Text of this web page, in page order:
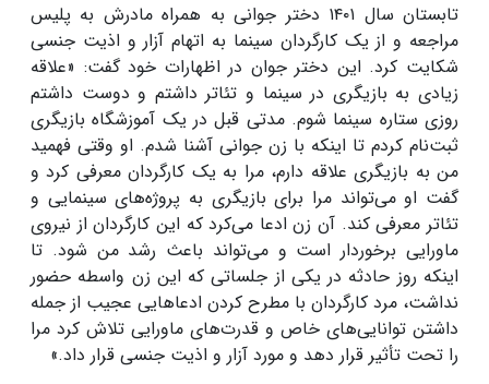
تابستان سال ۱۴۰۱ دختر جوانی به همراه مادرش به پلیس
مراجعه و از یک کارگردان سینما به اتهام آزار و اذیت جنسی
شکایت کرد. این دختر جوان در اظهارات خود گفت: «علاقه
زیادی به بازیگری در سینما و تئاتر داشتم و دوست داشتم
روزی ستاره سینما شوم. مدتی قبل در یک آموزشگاه بازیگری
ثبت‌نام کردم تا اینکه با زن جوانی آشنا شدم. او وقتی فهمید
من به بازیگری علاقه دارم، مرا به یک کارگردان معرفی کرد و
گفت او می‌تواند مرا برای بازیگری به پروژه‌های سینمایی و
تئاتر معرفی کند. آن زن ادعا می‌کرد که این کارگردان از نیروی
ماورایی برخوردار است و می‌تواند باعث رشد من شود. تا
اینکه روز حادثه در یکی از جلساتی که این زن واسطه حضور
نداشت، مرد کارگردان با مطرح کردن ادعاهایی عجیب از جمله
داشتن توانایی‌های خاص و قدرت‌های ماورایی تلاش کرد مرا
را تحت تأثیر قرار دهد و مورد آزار و اذیت جنسی قرار داد.»